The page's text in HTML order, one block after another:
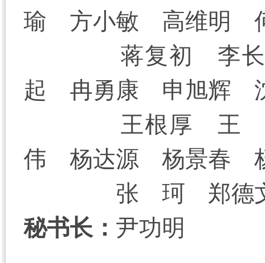
瑜 方小敏 高维明
蒋复初 李
起 冉勇康 申旭辉
王根厚 王
伟 杨达源 杨景春
张 珂 郑德
秘书长： 尹功明